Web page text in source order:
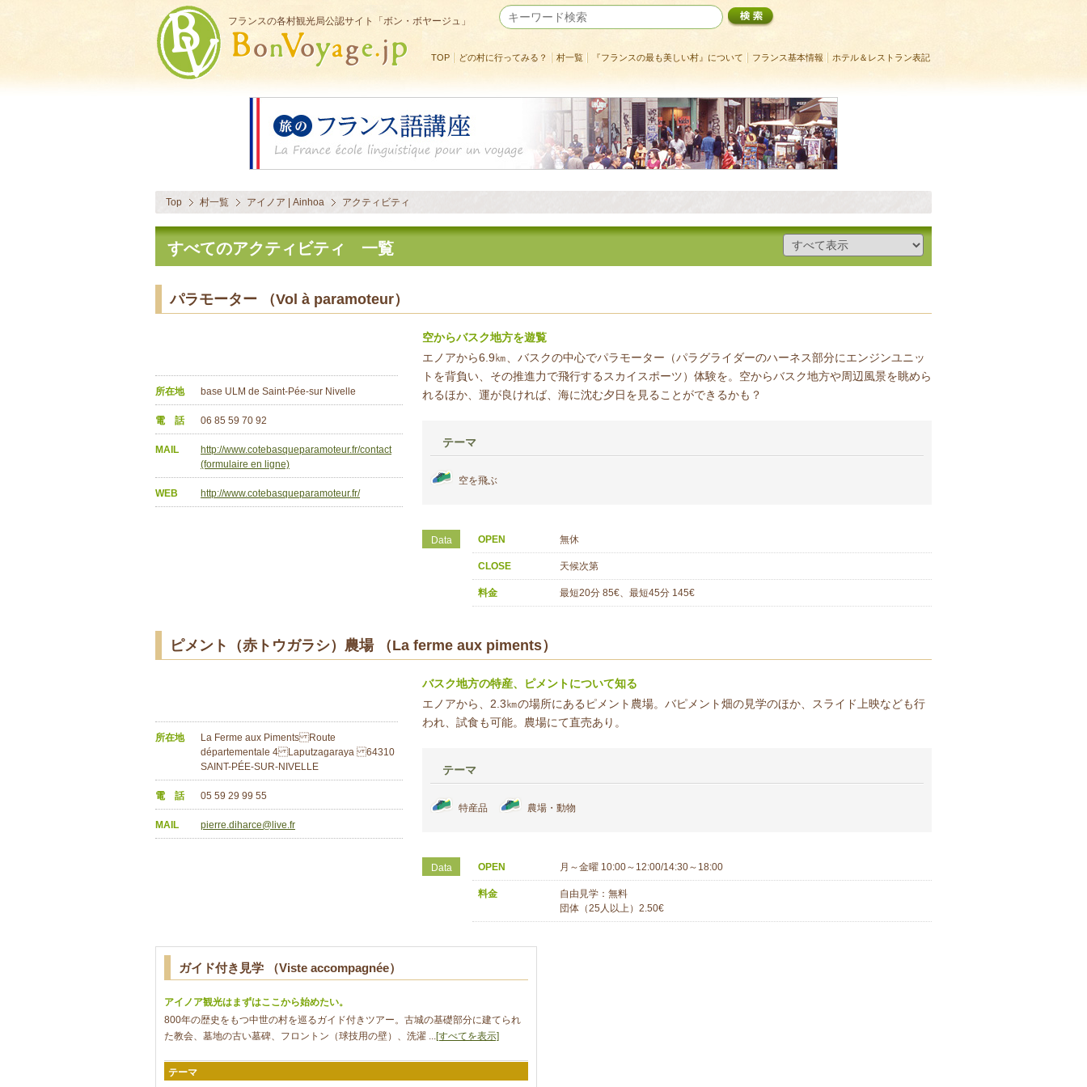
フランスの各村観光局公認サイト「ボン・ボヤージュ」
TOP どの村に行ってみる？ 村一覧 『フランスの最も美しい村』について フランス基本情報 ホテル＆レストラン表記
Top 村一覧 アイノア | Ainhoa アクティビティ
すべてのアクティビティ 一覧
パラモーター （Vol à paramoteur）
所在地 base ULM de Saint-Pée-sur Nivelle
電 話 06 85 59 70 92
MAIL
http://www.cotebasqueparamoteur.fr/contact
(formulaire en ligne)
WEB http://www.cotebasqueparamoteur.fr/
空からバスク地方を遊覧
エノアから6.9㎞、バスクの中心でパラモーター（パラグライダーのハーネス部分にエンジンユニッ
トを背負い、その推進力で飛行するスカイスポーツ）体験を。空からバスク地方や周辺風景を眺めら
れるほか、運が良ければ、海に沈む夕日を見ることができるかも？
テーマ
空を飛ぶ
Data OPEN 無休
CLOSE 天候次第
料金 最短20分 85€、最短45分 145€
ピメント（赤トウガラシ）農場 （La ferme aux piments）
所在地
La Ferme aux Piments Route
départementale 4 Laputzagaraya 64310
SAINT-PÉE-SUR-NIVELLE
電 話 05 59 29 99 55
MAIL pierre.diharce@live.fr
バスク地方の特産、ピメントについて知る
エノアから、2.3㎞の場所にあるピメント農場。バピメント畑の見学のほか、スライド上映なども行
われ、試食も可能。農場にて直売あり。
テーマ
特産品 農場・動物
Data OPEN 月～金曜 10:00～12:00/14:30～18:00
料金
自由見学：無料
団体（25人以上）2.50€
ガイド付き見学 （Viste accompagnée）
アイノア観光はまずはここから始めたい。
800年の歴史をもつ中世の村を巡るガイド付きツアー。古城の基礎部分に建てられ
た教会、墓地の古い墓碑、フロントン（球技用の壁）、洗濯 ...[すべてを表示]
テーマ